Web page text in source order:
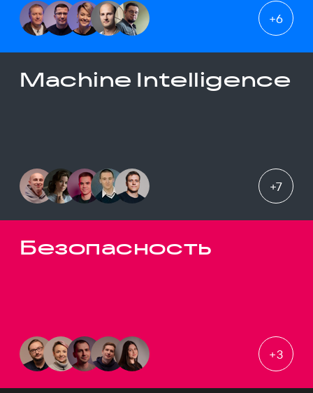
+6
Machine Intelligence
+7
Безопасность
+3